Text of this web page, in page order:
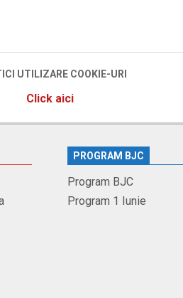
UTILIZARE COOKIE-URI
Click aici
PROGRAM BJC
Program BJC
Program 1 Iunie